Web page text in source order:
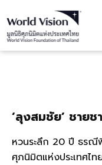
‘ลุงสมชัย’ ชาย
หวนระลึก 20 ปี ธรณี
ศุภนิมิตแห่งประเทศไท